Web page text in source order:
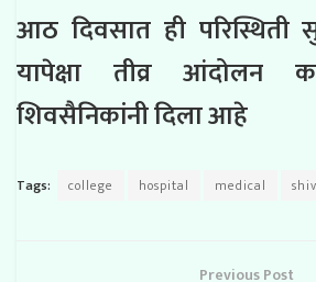
आठ दिवसात ही परिस्थिती
यापेक्षा तीव्र आंदोलन
शिवसैनिकांनी दिला आहे
Tags: college hospital medical
Previous Post